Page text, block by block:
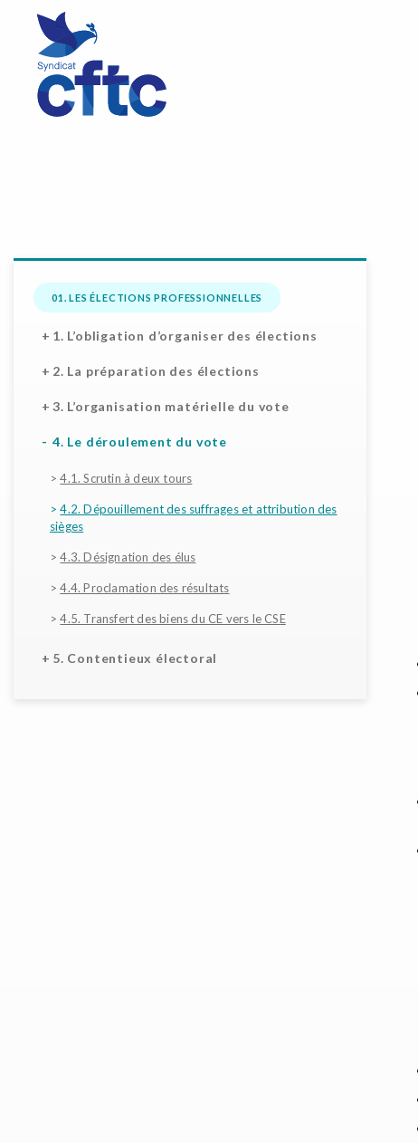
01. LES ÉLECTIONS PROFESSIONNELLES
1. L’obligation d’organiser des élections
2. La préparation des élections
3. L’organisation matérielle du vote
4. Le déroulement du vote
> 4.1. Scrutin à deux tours
> 4.2. Dépouillement des suffrages et attribution des
sièges
> 4.3. Désignation des élus
> 4.4. Proclamation des résultats
> 4.5. Transfert des biens du CE vers le CSE
5. Contentieux électoral